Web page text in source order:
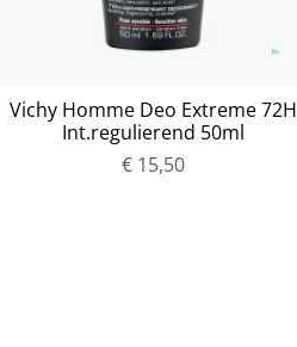
Vichy Homme Deo Extreme 72H
Int.regulierend 50ml
€ 15,50